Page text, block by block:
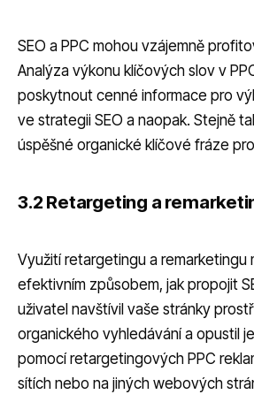
SEO a PPC mohou vzájemně
Analýza výkonu klíčových slov v
poskytnout cenné informace pro
ve strategii SEO a naopak. Stejně
úspěšné organické klíčové fráze
3.2 Retargeting a
Využití retargetingu a remarketingu
efektivním způsobem, jak propojit
uživatel navštívil vaše stránky
organického vyhledávání a opustil
pomocí retargetingových PPC
sítích nebo na jiných webových